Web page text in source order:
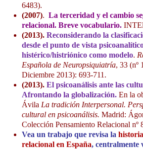
6483).
(2007). La terceridad y el cambio
relacional. Breve vocabulario.
(2013). Reconsiderando la
desde el punto de vista
histérico/histriónico como modelo.
Española de Neuropsiquiatría, 33 (nº
Diciembre 2013): 693-711.
(2013). El psicoanálisis ante las
Afrontando la globalización. En la
Ávila La tradición Interpersonal.
cultural en psicoanálisis. Madrid:
Colección Pensamiento Relacional nº
Vea un trabajo que revisa la
relacional en España, centralmente